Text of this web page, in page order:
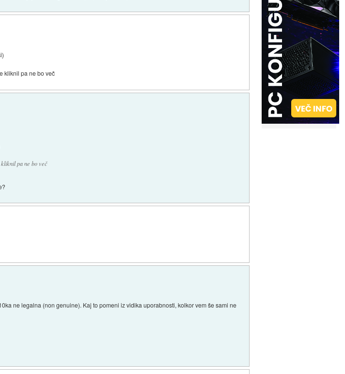
kliknil pa ne bo več
pa ne bo več
ne legalna (non genuine). Kaj to pomeni iz vidika uporabnosti, kolkor vem še sami ne